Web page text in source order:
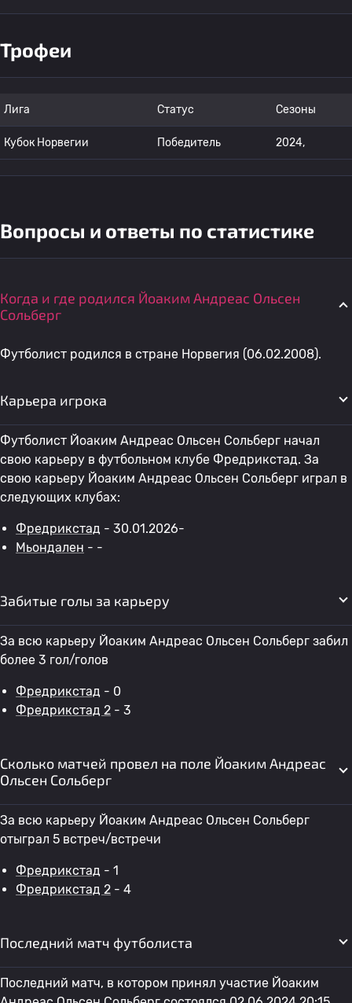
Трофеи
Лига Статус Сезоны
Кубок Норвегии Победитель 2024,
Вопросы и ответы по статистике
Когда и где родился Йоаким Андреас Ольсен
Сольберг
Футболист родился в стране Норвегия (06.02.2008).
Карьера игрока
Футболист Йоаким Андреас Ольсен Сольберг начал
свою карьеру в футбольном клубе Фредрикстад. За
свою карьеру Йоаким Андреас Ольсен Сольберг играл в
следующих клубах:
Фредрикстад - 30.01.2026-
Мьондален - -
Забитые голы за карьеру
За всю карьеру Йоаким Андреас Ольсен Сольберг забил
более 3 гол/голов
Фредрикстад - 0
Фредрикстад 2 - 3
Сколько матчей провел на поле Йоаким Андреас
Ольсен Сольберг
За всю карьеру Йоаким Андреас Ольсен Сольберг
отыграл 5 встреч/встречи
Фредрикстад - 1
Фредрикстад 2 - 4
Последний матч футболиста
Последний матч, в котором принял участие Йоаким